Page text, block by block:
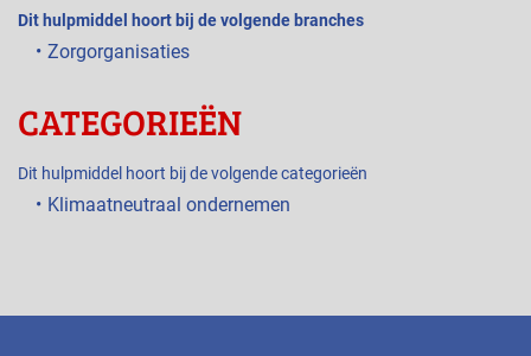
Dit hulpmiddel hoort bij de volgende branches
Zorgorganisaties
CATEGORIEËN
Dit hulpmiddel hoort bij de volgende categorieën
Klimaatneutraal ondernemen